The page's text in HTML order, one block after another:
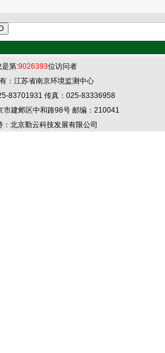
是第:9026393位访问者
：江苏省南京环境监测中心
传真：025-83336958
建邺区中和路98号 邮编：210041
北京勤云科技发展有限公司